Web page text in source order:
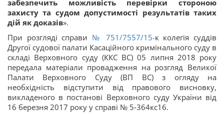
забезпечить можливість перевірки стороною
захисту та судом допустимості результатів таких
дій як доказів».
При розгляді справи № 751/7557/15-к колегія суддів
Другої судової палати Касаційного кримінального суду в
складі Верховного суду (ККС ВС) 05 липня 2018 року
передала матеріали провадження на розгляд Великої
Палати Верховного Суду (ВП ВС) з огляду на
необхідність відступити від правового висновку,
викладеного в постанові Верховного суду України від
16 березня 2017 року у справі № 5‑364кс16.